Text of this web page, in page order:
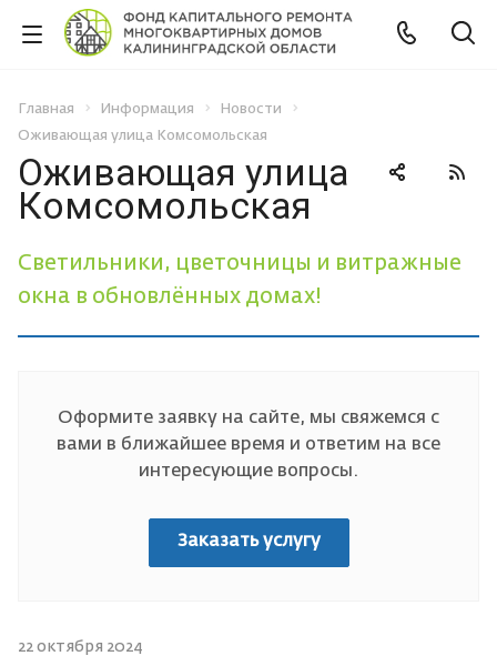
Главная Информация
Новости
Оживающая улица Комсомольская
Оживающая улица
Комсомольская
Светильники, цветочницы и витражные
окна в обновлённых домах!
Оформите заявку на сайте, мы свяжемся с
вами в ближайшее время и ответим на все
интересующие вопросы.
Заказать услугу
22 октября 2024